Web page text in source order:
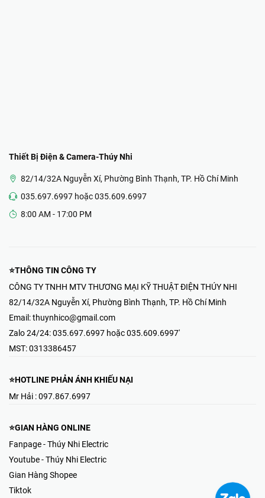
Thiết Bị Điện & Camera-Thúy Nhi
82/14/32A Nguyễn Xí, Phường Bình Thạnh, TP. Hồ Chí Minh
035.697.6997 hoặc 035.609.6997
8:00 AM - 17:00 PM
⭐THÔNG TIN CÔNG TY
CÔNG TY TNHH MTV THƯƠNG MẠI KỸ THUẬT ĐIỆN THÚY NHI
82/14/32A Nguyễn Xí, Phường Bình Thạnh, TP. Hồ Chí Minh
Email:thuynhico@gmail.com
Zalo 24/24:035.697.6997 hoặc 035.609.6997'
MST:0313386457
⭐HOTLINE PHẢN ÁNH KHIẾU NẠI
Mr Hải : 097.867.6997
⭐GIAN HÀNG ONLINE
Fanpage - Thúy Nhi Electric
Youtube - Thúy Nhi Electric
Gian Hàng Shopee
Tiktok